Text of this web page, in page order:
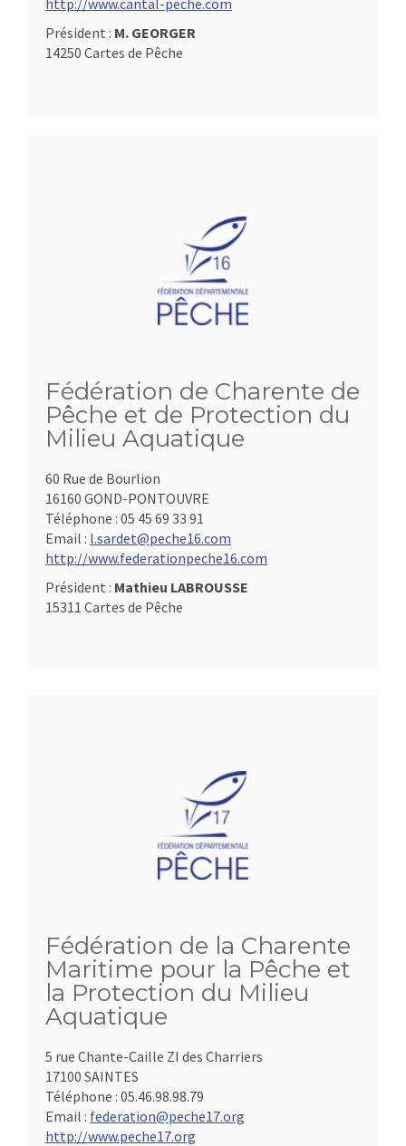
http://www.cantal-peche.com
Président : M. GEORGER
14250 Cartes de Pêche
Fédération de Charente de
Pêche et de Protection du
Milieu Aquatique
60 Rue de Bourlion
16160 GOND-PONTOUVRE
Téléphone : 05 45 69 33 91
Email : l.sardet@peche16.com
http://www.federationpeche16.com
Président : Mathieu LABROUSSE
15311 Cartes de Pêche
Fédération de la Charente
Maritime pour la Pêche et
la Protection du Milieu
Aquatique
5 rue Chante-Caille ZI des Charriers
17100 SAINTES
Téléphone : 05.46.98.98.79
Email : federation@peche17.org
http://www.peche17.org